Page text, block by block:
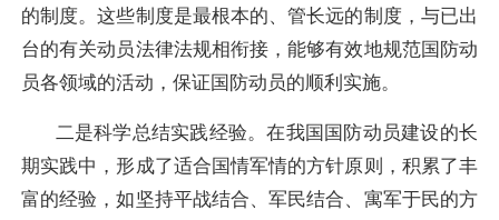
的制度。这些制度是最根本的、管长远的制度，与已出
台的有关动员法律法规相衔接，能够有效地规范国防动
员各领域的活动，保证国防动员的顺利实施。
二是科学总结实践经验。在我国国防动员建设的长
期实践中，形成了适合国情军情的方针原则，积累了丰
富的经验，如坚持平战结合、军民结合、寓军于民的方